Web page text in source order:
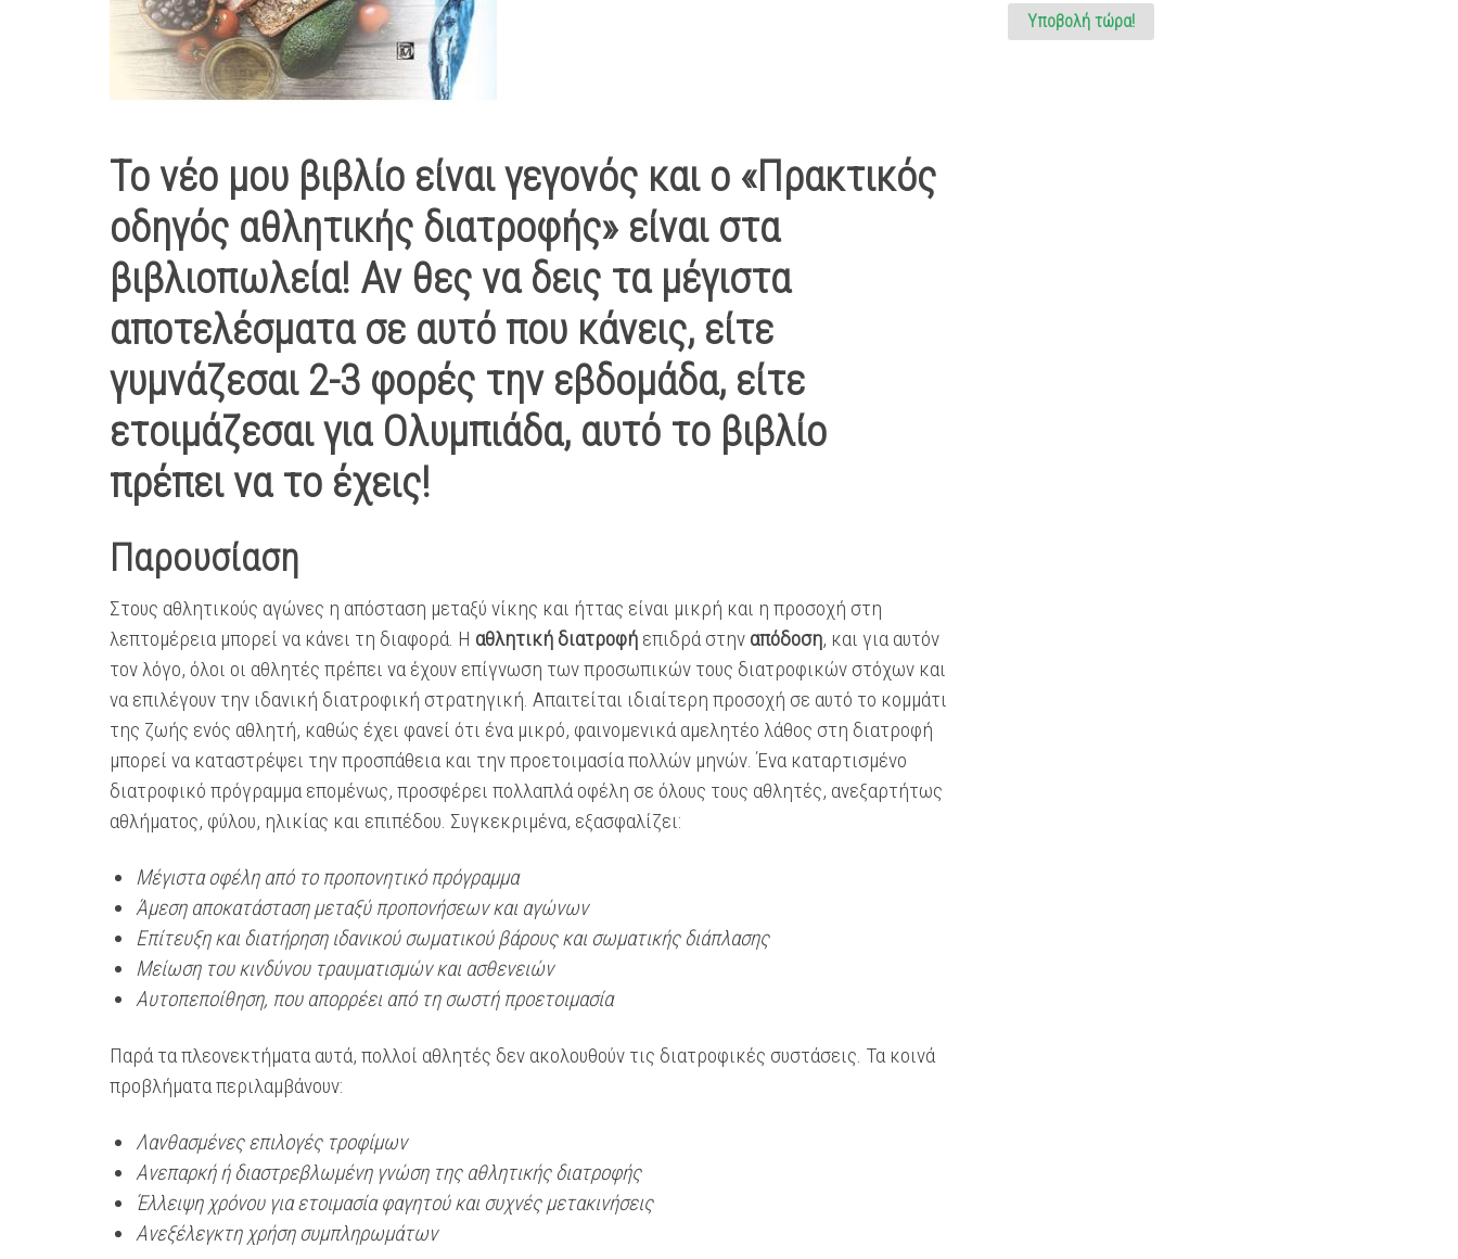
Το νέο μου βιβλίο είναι γεγονός και ο «Πρακτικός
οδηγός αθλητικής διατροφής» είναι στα
βιβλιοπωλεία! Αν θες να δεις τα μέγιστα
αποτελέσματα σε αυτό που κάνεις, είτε
γυμνάζεσαι 2-3 φορές την εβδομάδα, είτε
ετοιμάζεσαι για Ολυμπιάδα, αυτό το βιβλίο
πρέπει να το έχεις!
Παρουσίαση
Στους αθλητικούς αγώνες η απόσταση μεταξύ νίκης και ήττας είναι μικρή και η προσοχή στη
λεπτομέρεια μπορεί να κάνει τη διαφορά. Η αθλητική διατροφή επιδρά στην απόδοση, και για αυτόν
τον λόγο, όλοι οι αθλητές πρέπει να έχουν επίγνωση των προσωπικών τους διατροφικών στόχων και
να επιλέγουν την ιδανική διατροφική στρατηγική. Απαιτείται ιδιαίτερη προσοχή σε αυτό το κομμάτι
της ζωής ενός αθλητή, καθώς έχει φανεί ότι ένα μικρό, φαινομενικά αμελητέο λάθος στη διατροφή
μπορεί να καταστρέψει την προσπάθεια και την προετοιμασία πολλών μηνών. Ένα καταρτισμένο
διατροφικό πρόγραμμα επομένως, προσφέρει πολλαπλά οφέλη σε όλους τους αθλητές, ανεξαρτήτως
αθλήματος, φύλου, ηλικίας και επιπέδου. Συγκεκριμένα, εξασφαλίζει:
Μέγιστα οφέλη από το προπονητικό πρόγραμμα
Άμεση αποκατάσταση μεταξύ προπονήσεων και αγώνων
Επίτευξη και διατήρηση ιδανικού σωματικού βάρους και σωματικής διάπλασης
Μείωση του κινδύνου τραυματισμών και ασθενειών
Αυτοπεποίθηση, που απορρέει από τη σωστή προετοιμασία
Παρά τα πλεονεκτήματα αυτά, πολλοί αθλητές δεν ακολουθούν τις διατροφικές συστάσεις. Τα κοινά
προβλήματα περιλαμβάνουν:
Λανθασμένες επιλογές τροφίμων
Ανεπαρκή ή διαστρεβλωμένη γνώση της αθλητικής διατροφής
Έλλειψη χρόνου για ετοιμασία φαγητού και συχνές μετακινήσεις
Ανεξέλεγκτη χρήση συμπληρωμάτων
Υποβολή τώρα!